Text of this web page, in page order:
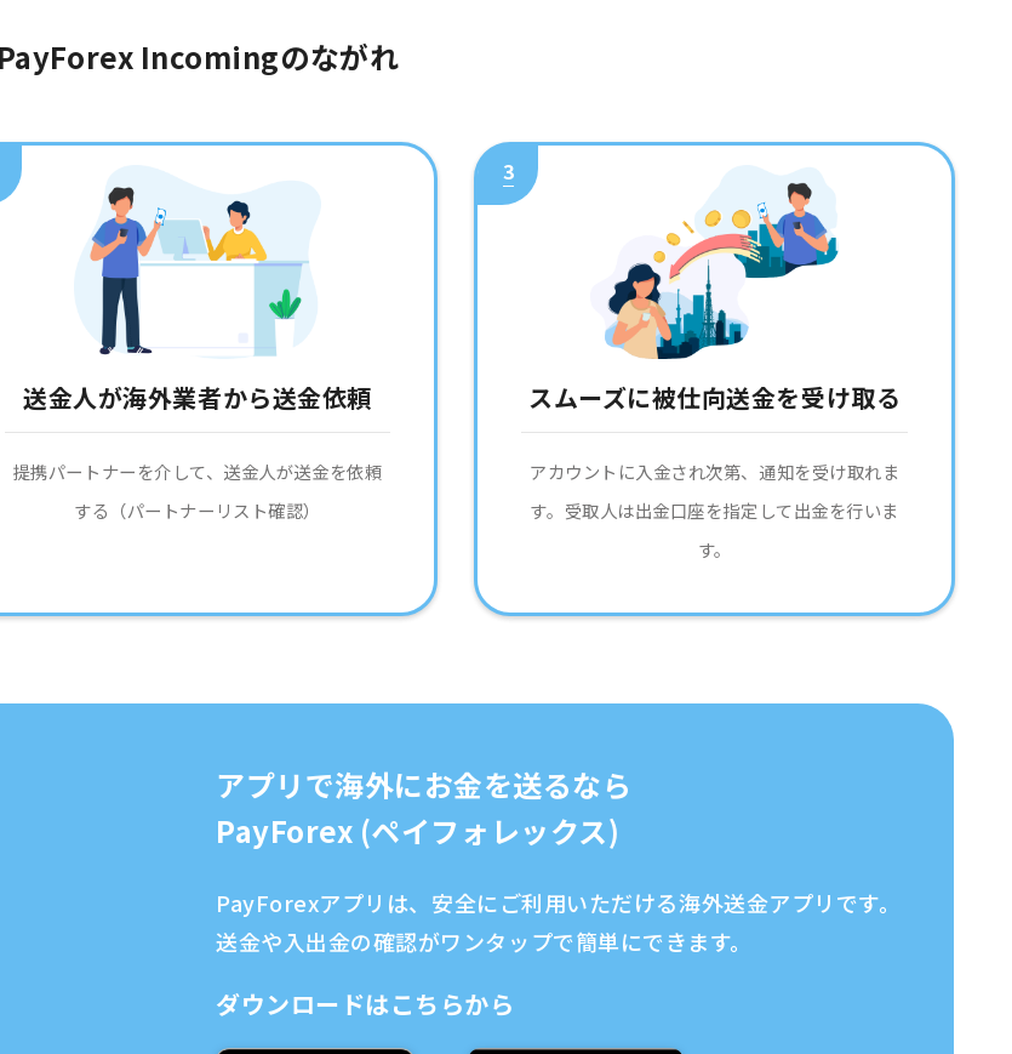
PayForex Incomingのながれ
送金人が海外業者から送金依頼
提携パートナーを介して、送金人が送金を依頼
する（パートナーリスト確認）
3
スムーズに被仕向送金を受け取る
アカウントに入金され次第、通知を受け取れま
す。受取人は出金口座を指定して出金を行いま
す。
アプリで海外にお金を送るなら
PayForex (ペイフォレックス)
PayForexアプリは、安全にご利用いただける海外送金アプリです。
送金や入出金の確認がワンタップで簡単にできます。
ダウンロードはこちらから